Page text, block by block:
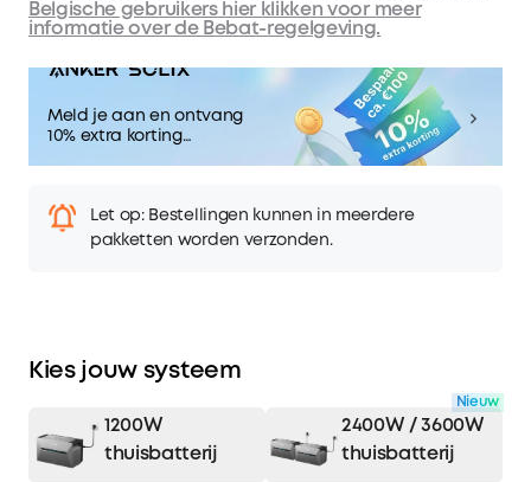
Belgische gebruikers hier klikken voor meer
informatie over de Bebat-regelgeving.
Meld je aan en ontvang
10% extra korting
Let op: Bestellingen kunnen in meerdere
pakketten worden verzonden.
Kies jouw systeem
1200W
thuisbatterij
2400W / 3600W
thuisbatterij
Nieuw